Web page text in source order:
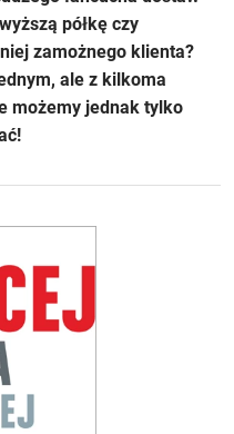
półkę czy
zamożnego klienta?
ale z kilkoma
możemy jednak tylko